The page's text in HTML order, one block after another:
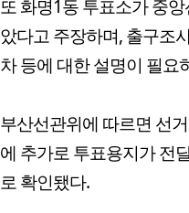
또 화명1동 투표소가 중
았다고 주장하며, 출구조
차 등에 대한 설명이 필요
부산선관위에 따르면 선
에 추가로 투표용지가 전
로 확인됐다.